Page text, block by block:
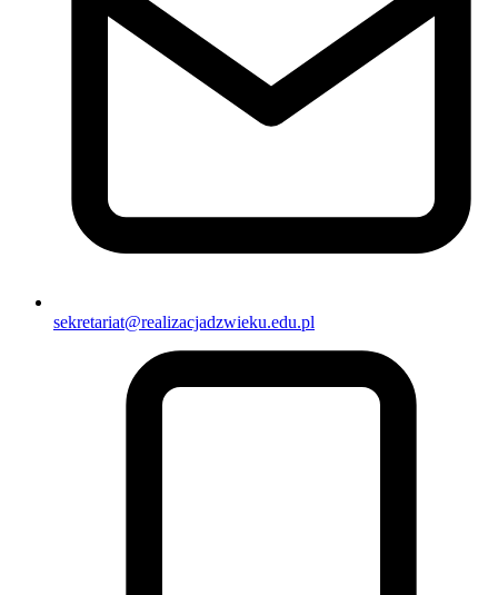
sekretariat@realizacjadzwieku.edu.pl